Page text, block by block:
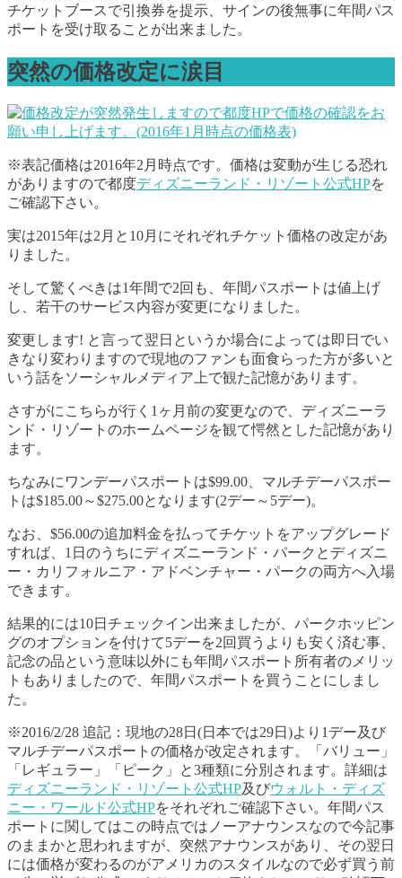
チケットブースで引換券を提示、サインの後無事に年間パス
ポートを受け取ることが出来ました。
突然の価格改定に涙目
※表記価格は2016年2月時点です。価格は変動が生じる恐れ
がありますので都度ディズニーランド・リゾート公式HPを
ご確認下さい。
実は2015年は2月と10月にそれぞれチケット価格の改定があ
りました。
そして驚くべきは1年間で2回も、年間パスポートは値上げ
し、若干のサービス内容が変更になりました。
変更します! と言って翌日というか場合によっては即日でい
きなり変わりますので現地のファンも面食らった方が多いと
いう話をソーシャルメディア上で観た記憶があります。
さすがにこちらが行く1ヶ月前の変更なので、ディズニーラ
ンド・リゾートのホームページを観て愕然とした記憶があり
ます。
ちなみにワンデーパスポートは$99.00、マルチデーパスポー
トは$185.00～$275.00となります(2デー～5デー)。
なお、$56.00の追加料金を払ってチケットをアップグレード
すれば、1日のうちにディズニーランド・パークとディズニ
ー・カリフォルニア・アドベンチャー・パークの両方へ入場
できます。
結果的には10日チェックイン出来ましたが、パークホッピン
グのオプションを付けて5デーを2回買うよりも安く済む事、
記念の品という意味以外にも年間パスポート所有者のメリッ
トもありましたので、年間パスポートを買うことにしまし
た。
※2016/2/28 追記：現地の28日(日本では29日)より1デー及び
マルチデーパスポートの価格が改定されます。「バリュー」
「レギュラー」「ピーク」と3種類に分別されます。詳細は
ディズニーランド・リゾート公式HP及びウォルト・ディズ
ニー・ワールド公式HPをそれぞれご確認下さい。年間パス
ポートに関してはこの時点ではノーアナウンスなので今記事
のままかと思われますが、突然アナウンスがあり、その翌日
には価格が変わるのがアメリカのスタイルなので必ず買う前